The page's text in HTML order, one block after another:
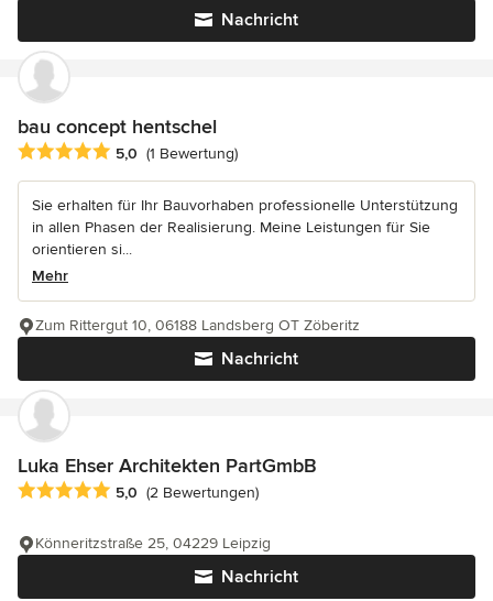
Nachricht
bau concept hentschel
Durchschnittliche Bewertung: 5 von 5 Sternen
5,0 (1 Bewertung)
Sie erhalten für Ihr Bauvorhaben professionelle Unterstützung
in allen Phasen der Realisierung. Meine Leistungen für Sie
orientieren si...
Mehr
Nachricht
Zum Rittergut 10, 06188 Landsberg OT Zöberitz
Luka Ehser Architekten PartGmbB
Durchschnittliche Bewertung: 5 von 5 Sternen
5,0 (2 Bewertungen)
Nachricht
Könneritzstraße 25, 04229 Leipzig